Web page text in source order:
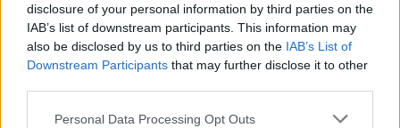
disclosure of your personal information by third parties on the
IAB’s list of downstream participants. This information may
also be disclosed by us to third parties on the IAB’s List of
Downstream Participants that may further disclose it to other
Personal Data Processing Opt Outs
uită de Cîțu și-l acuză pe
au pus în prime-time audierea